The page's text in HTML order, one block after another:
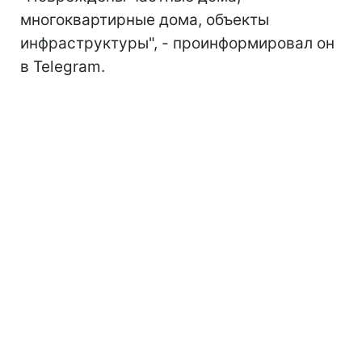
многоквартирные дома, объекты
инфраструктуры", - проинформировал он
в Telegram.